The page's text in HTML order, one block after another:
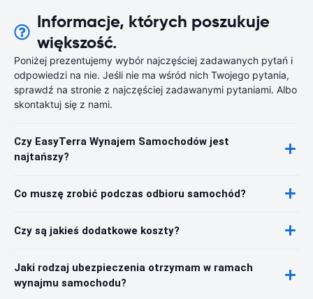
Informacje, których poszukuje
większość.
Poniżej prezentujemy wybór najczęściej zadawanych pytań i
odpowiedzi na nie. Jeśli nie ma wśród nich Twojego pytania,
sprawdź na stronie z najczęściej zadawanymi pytaniami. Albo
skontaktuj się z nami.
Czy EasyTerra Wynajem Samochodów jest
najtańszy?
Co muszę zrobić podczas odbioru samochód?
Czy są jakieś dodatkowe koszty?
Jaki rodzaj ubezpieczenia otrzymam w ramach
wynajmu samochodu?